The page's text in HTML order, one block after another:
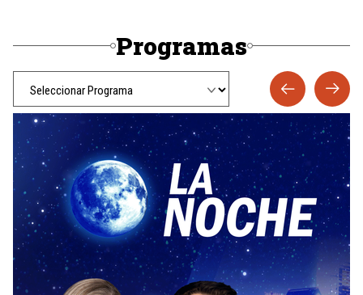
Programas